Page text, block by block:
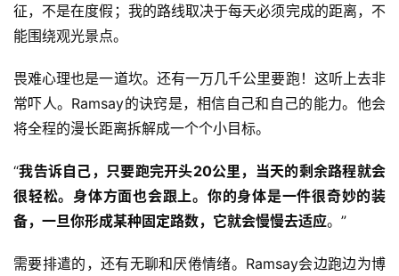
征，不是在度假；我的路线取决于每天必须完成的距离，不
能围绕观光景点。
畏难心理也是一道坎。还有一万几千公里要跑！这听上去非
常吓人。Ramsay的诀窍是，相信自己和自己的能力。他会
将全程的漫长距离拆解成一个个小目标。
“我告诉自己，只要跑完开头20公里，当天的剩余路程就会
很轻松。身体方面也会跟上。你的身体是一件很奇妙的装
备，一旦你形成某种固定路数，它就会慢慢去适应。”
需要排遣的，还有无聊和厌倦情绪。Ramsay会边跑边为博